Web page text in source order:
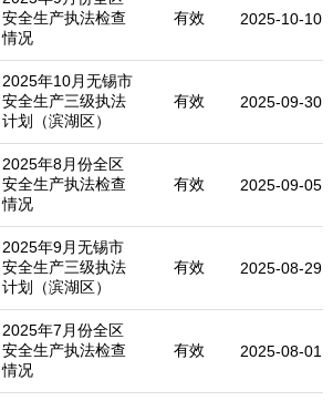
安全生产执法检查
情况
有效 2025-10-10
2025年10月无锡市
安全生产三级执法
计划（滨湖区）
有效 2025-09-30
2025年8月份全区
安全生产执法检查
情况
有效 2025-09-05
2025年9月无锡市
安全生产三级执法
计划（滨湖区）
有效 2025-08-29
2025年7月份全区
安全生产执法检查
情况
有效 2025-08-01